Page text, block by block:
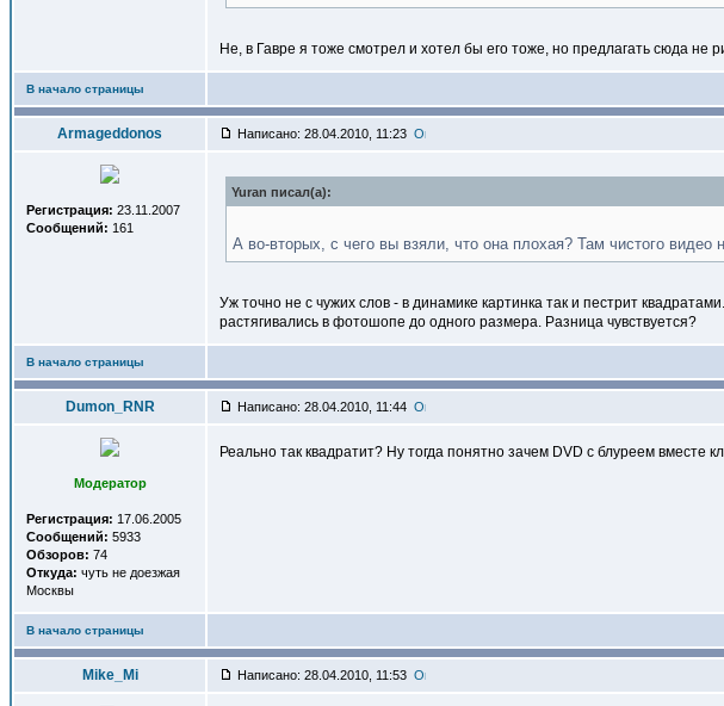
Не, в Гавре я тоже смотрел и хотел бы его тоже, но предлагать сюда не
В начало страницы
Armageddonos Написано: 28.04.2010, 11:23
Регистрация: 23.11.2007
Сообщений: 161
Yuran писал(a):
А во-вторых, с чего вы взяли, что она плохая? Там чистого видео
Уж точно не с чужих слов - в динамике картинка так и пестрит
растягивались в фотошопе до одного размера. Разница чувствуется?
В начало страницы
Dumon_RNR Написано: 28.04.2010, 11:44
Модератор
Регистрация: 17.06.2005
Сообщений: 5933
Обзоров: 74
Откуда: чуть не доезжая
Москвы
Реально так квадратит? Ну тогда понятно зачем DVD с блуреем
В начало страницы
Mike_Mi Написано: 28.04.2010, 11:53